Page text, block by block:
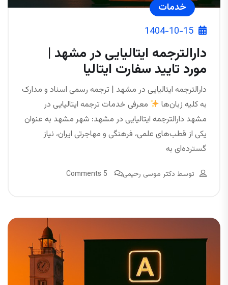
خدمات
1404-10-15
دارالترجمه ایتالیایی در مشهد |
مورد تایید سفارت ایتالیا
دارالترجمه ایتالیایی در مشهد | ترجمه رسمی اسناد و مدارک
به کلیه زبان‌ها
معرفی خدمات ترجمه ایتالیایی در
مشهد دارالترجمه ایتالیایی در مشهد: شهر مشهد به‌ عنوان
یکی از قطب‌های علمی، فرهنگی و مهاجرتی ایران، نیاز
گسترده‌ای به
توسط دکتر موسی رحیمی 5 Comments